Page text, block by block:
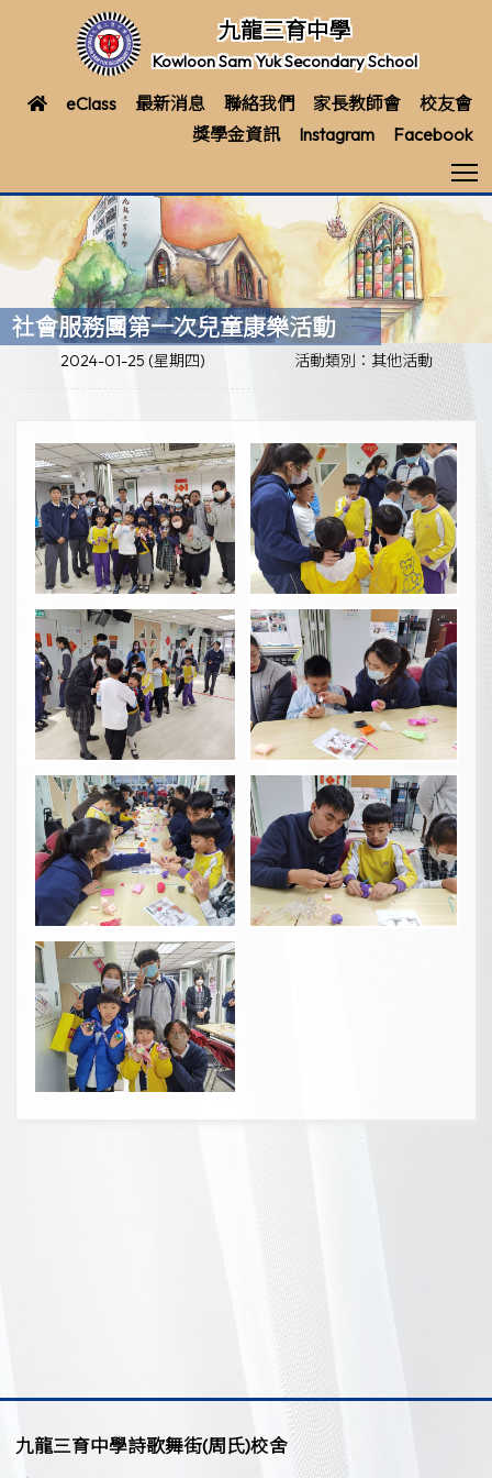
九龍三育中學
Kowloon Sam Yuk Secondary School
eClass 最新消息 聯絡我們 家長教師會
校友會
獎學金資訊
Instagram Facebook
社會服務團第一次兒童康樂活動
2024-01-25 (星期四) 活動類別：其他活動
九龍三育中學詩歌舞街(周氏)校舍